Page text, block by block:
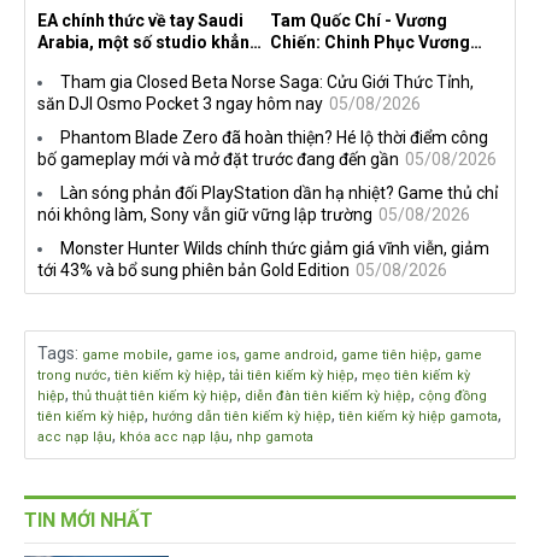
EA chính thức về tay Saudi
Arabia, một số studio khẳng
lược DEI
Tam Quốc Chí - Vương
Chiến: Chinh Phục Vương
sáu thị trường Đông Nam Á
Tham gia Closed Beta Norse Saga: Cửu Giới Thức Tỉnh,
săn DJI Osmo Pocket 3 ngay hôm nay 05/08/2026
Phantom Blade Zero đã hoàn thiện? Hé lộ thời điểm công
bố gameplay mới và mở đặt trước đang đến gần 05/08/2026
Làn sóng phản đối PlayStation dần hạ nhiệt? Game thủ chỉ
nói không làm, Sony vẫn giữ vững lập trường 05/08/2026
Monster Hunter Wilds chính thức giảm giá vĩnh viễn, giảm
tới 43% và bổ sung phiên bản Gold Edition 05/08/2026
Tags: game mobile, game ios, game android, game tiên hiệp, game
trong nước, tiên kiếm kỳ hiệp, tải tiên kiếm kỳ hiệp, mẹo tiên kiếm kỳ
hiệp, thủ thuật tiên kiếm kỳ hiệp, diễn đàn tiên kiếm kỳ hiệp, cộng đồng
tiên kiếm kỳ hiệp, hướng dẫn tiên kiếm kỳ hiệp, tiên kiếm kỳ hiệp gamota,
acc nạp lậu, khóa acc nạp lậu, nhp gamota
TIN MỚI NHẤT